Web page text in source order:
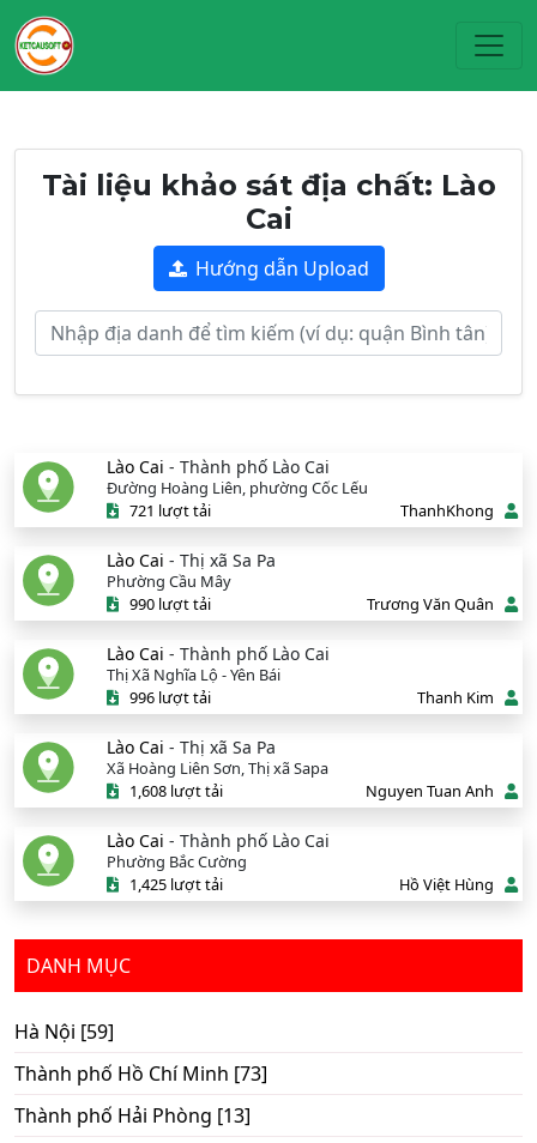
Tài liệu khảo sát địa chất: Lào
Cai
Hướng dẫn Upload
Lào Cai - Thành phố Lào Cai
Đường Hoàng Liên, phường Cốc Lếu
721 lượt tải
ThanhKhong
Lào Cai - Thị xã Sa Pa
Phường Cầu Mây
990 lượt tải
Trương Văn Quân
Lào Cai - Thành phố Lào Cai
Thị Xã Nghĩa Lộ - Yên Bái
996 lượt tải
Thanh Kim
Lào Cai - Thị xã Sa Pa
Xã Hoàng Liên Sơn, Thị xã Sapa
1,608 lượt tải
Nguyen Tuan Anh
Lào Cai - Thành phố Lào Cai
Phường Bắc Cường
1,425 lượt tải
Hồ Việt Hùng
DANH MỤC
Hà Nội [59]
Thành phố Hồ Chí Minh [73]
Thành phố Hải Phòng [13]